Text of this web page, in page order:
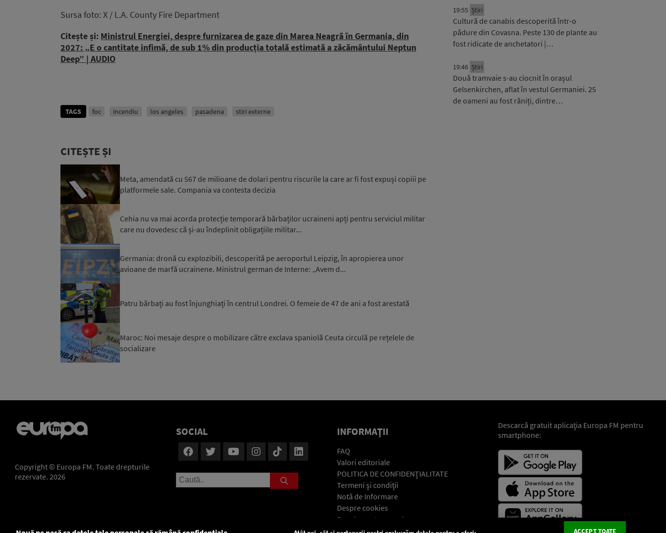
Sursa foto: X / L.A. County Fire Department
Citește și: Ministrul Energiei, despre furnizarea de gaze din Marea Neagră în Germania, din
2027: „E o cantitate infimă, de sub 1% din producția totală estimată a zăcământului Neptun
Deep” | AUDIO
TAGS foc incendiu los angeles pasadena stiri externe
CITEȘTE ȘI
Meta, amendată cu 567 de milioane de dolari pentru riscurile la care ar fi fost expuși copiii pe
platformele sale. Compania va contesta decizia
Cehia nu va mai acorda protecție temporară bărbaților ucraineni apți pentru serviciul militar
care nu dovedesc că și-au îndeplinit obligațiile militar...
Germania: dronă cu explozibili, descoperită pe aeroportul Leipzig, în apropierea unor
avioane de marfă ucrainene. Ministrul german de Interne: „Avem d...
Patru bărbați au fost înjunghiați în centrul Londrei. O femeie de 47 de ani a fost arestată
Maroc: Noi mesaje despre o mobilizare către exclava spaniolă Ceuta circulă pe rețelele de
socializare
19:55 Știri
Cultură de canabis descoperită într-o
pădure din Covasna. Peste 130 de plante au
fost ridicate de anchetatori |…
19:46 Știri
Două tramvaie s-au ciocnit în orașul
Gelsenkirchen, aflat în vestul Germaniei. 25
de oameni au fost răniți, dintre…
Copyright © Europa FM. Toate drepturile
rezervate. 2026
SOCIAL INFORMAŢII
FAQ
Valori editoriale
POLITICA DE CONFIDENŢIALITATE
Termeni şi condiţii
Notă de Informare
Despre cookies
Regulament general
GDPR
Descarcă gratuit aplicaţia Europa FM pentru
smartphone: